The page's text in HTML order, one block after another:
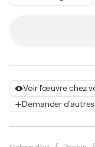
Voir l'œuvre chez
Demander